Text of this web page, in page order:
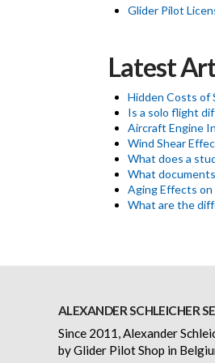
Glider Pilot
Latest
Hidden Costs of
Is a solo flight
Aircraft Engine
Wind Shear
What does a
What
Aging Effects on
What are the
ALEXANDER SCHLEICHER
Since 2011, Alexander
by Glider Pilot Shop in